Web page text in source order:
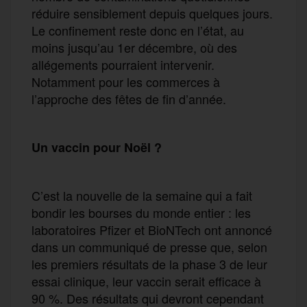
réduire sensiblement depuis quelques jours.
Le confinement reste donc en l’état, au
moins jusqu’au 1er décembre, où des
allégements pourraient intervenir.
Notamment pour les commerces à
l’approche des fêtes de fin d’année.
Un vaccin pour Noël ?
C’est la nouvelle de la semaine qui a fait
bondir les bourses du monde entier : les
laboratoires Pfizer et BioNTech ont annoncé
dans un communiqué de presse que, selon
les premiers résultats de la phase 3 de leur
essai clinique, leur vaccin serait efficace à
90 %. Des résultats qui devront cependant